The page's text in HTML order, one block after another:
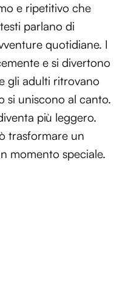
e ripetitivo che
parlano di
quotidiane. I
e si divertono
gli adulti ritrovano
si uniscono al canto.
più leggero.
trasformare un
momento speciale.